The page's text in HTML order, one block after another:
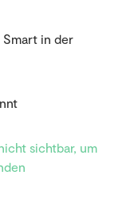
Smart in der
sichtbar, um